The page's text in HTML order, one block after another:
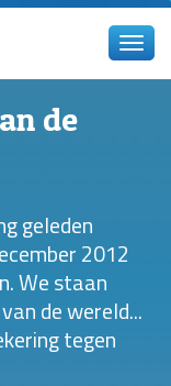
de
geleden
2012
We staan
de wereld...
tegen